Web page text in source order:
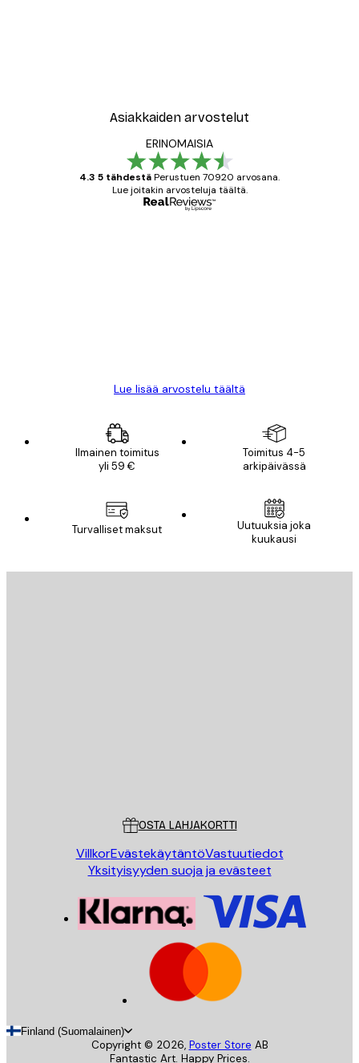
Asiakkaiden arvostelut
ERINOMAISIA
4.3 5 tähdestäPerustuen 70920 arvosana.
Lue joitakin arvosteluja täältä.
Lue lisää arvostelu täältä
Ilmainen toimitus
yli 59 €
Toimitus 4-5
arkipäivässä
Turvalliset maksut
Uutuuksia joka
kuukausi
OSTA LAHJAKORTTI
VillkorEvästekäytäntöVastuutiedot
Yksityisyyden suoja ja evästeet
Finland (Suomalainen)
Copyright © 2026, Poster Store AB
Fantastic Art. Happy Prices.